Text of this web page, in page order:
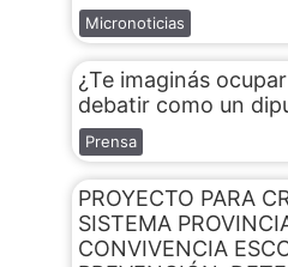
Micronoticias
¿Te imaginás
debatir como un
Prensa
PROYECTO PARA
SISTEMA
CONVIVENCIA